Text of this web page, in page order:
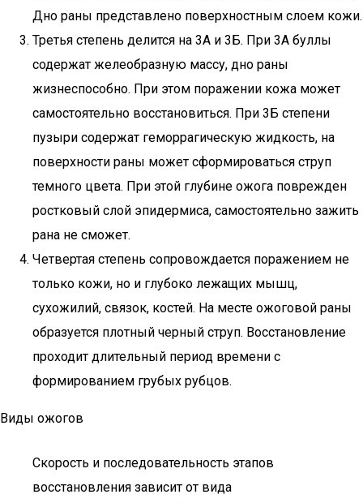
Дно раны представлено поверхностным слоем кожи.
Третья степень делится на 3А и 3Б. При 3A буллы
содержат желеобразную массу, дно раны
жизнеспособно. При этом поражении кожа может
самостоятельно восстановиться. При 3Б степени
пузыри содержат геморрагическую жидкость, на
поверхности раны может сформироваться струп
темного цвета. При этой глубине ожога поврежден
ростковый слой эпидермиса, самостоятельно зажить
рана не сможет.
Четвертая степень сопровождается поражением не
только кожи, но и глубоко лежащих мышц,
сухожилий, связок, костей. На месте ожоговой раны
образуется плотный черный струп. Восстановление
проходит длительный период времени с
формированием грубых рубцов.
Виды ожогов
Скорость и последовательность этапов
восстановления зависит от вида